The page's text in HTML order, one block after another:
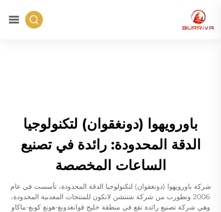
باورويهوا (دونغقوان) لتكنولوجيا
الدقة المحدودة: رائدة في تصنيع
الساعات المخصصة
شركة باورويهوا (دونغقوان) لتكنولوجيا الدقة المحدودة، تأسست في عام
2006 وتطورت من شركة شنتشن لانكون للمنتجات المعدنية المحدودة،
وهي شركة تصنيع رائدة تقع في منطقة خليج قوانغدونغ-هونغ كونغ-ماكاو